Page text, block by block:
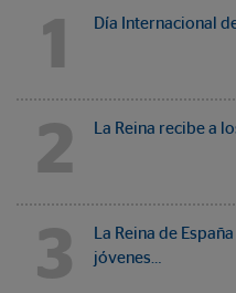
1 Día Internacional
2 La Reina recibe a
3
La Reina de
jóvenes…